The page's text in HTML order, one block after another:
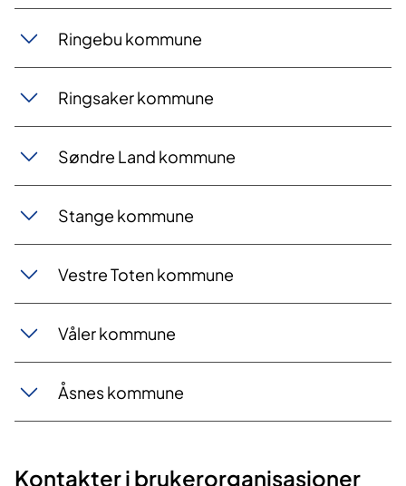
Ringebu kommune
Ringsaker kommune
Søndre Land kommune
Stange kommune
Vestre Toten kommune
Våler kommune
Åsnes kommune
Kontakter i brukerorganisasjoner